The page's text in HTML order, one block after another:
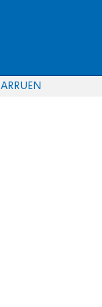
EN
RU
AR